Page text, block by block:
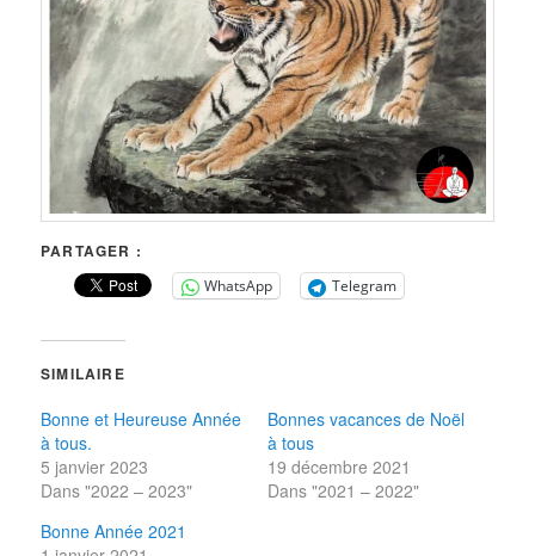
PARTAGER :
WhatsApp Telegram
SIMILAIRE
Bonne et Heureuse Année
à tous.
5 janvier 2023
Dans "2022 – 2023"
Bonnes vacances de Noël
à tous
19 décembre 2021
Dans "2021 – 2022"
Bonne Année 2021